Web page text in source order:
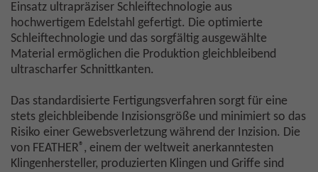
Einsatz ultrapräziser Schleiftechnologie aus
hochwertigem Edelstahl gefertigt. Die optimierte
Schleiftechnologie und das sorgfältig ausgewählte
Material ermöglichen die Produktion gleichbleibend
ultrascharfer Schnittkanten.
Das standardisierte Fertigungsverfahren sorgt für eine
stets gleichbleibende Inzisionsgröße und minimiert so das
Risiko einer Gewebsverletzung während der Inzision. Die
von FEATHER® , einem der weltweit anerkanntesten
Klingenhersteller, produzierten Klingen und Griffe sind